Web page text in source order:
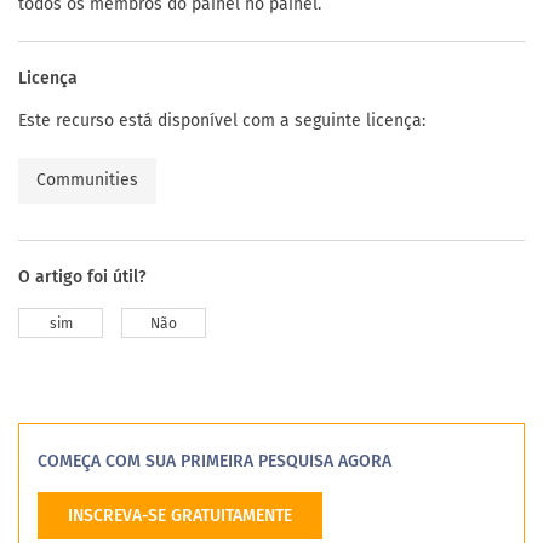
todos os membros do painel no painel.
Licença
Este recurso está disponível com a seguinte licença:
Communities
O artigo foi útil?
sim Não
COMEÇA COM SUA PRIMEIRA PESQUISA AGORA
INSCREVA-SE GRATUITAMENTE